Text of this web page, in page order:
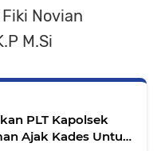
Novian
M.Si
PLT Kapolsek
Ajak Kades Untuk